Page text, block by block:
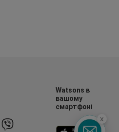
Watsons в
вашому
смартфоні
x